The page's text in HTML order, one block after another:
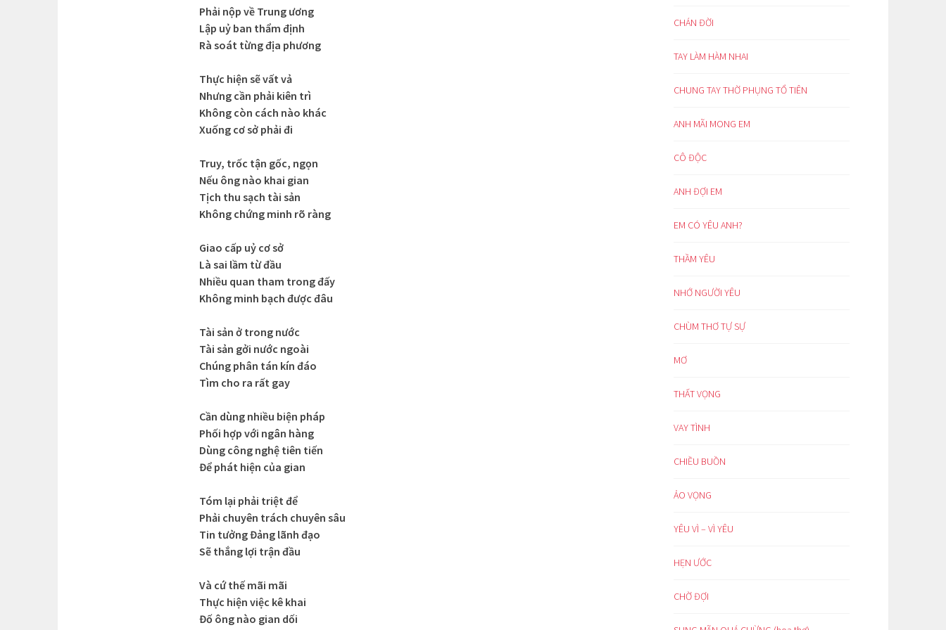
Phải nộp về Trung ương
Lập uỷ ban thẩm định
Rà soát từng địa phương
Thực hiện sẽ vất vả
Nhưng cần phải kiên trì
Không còn cách nào khác
Xuống cơ sở phải đi
Truy, trốc tận gốc, ngọn
Nếu ông nào khai gian
Tịch thu sạch tài sản
Không chứng minh rõ ràng
Giao cấp uỷ cơ sở
Là sai lầm từ đầu
Nhiều quan tham trong đấy
Không minh bạch được đâu
Tài sản ở trong nước
Tài sản gởi nước ngoài
Chúng phân tán kín đáo
Tìm cho ra rất gay
Cần dùng nhiều biện pháp
Phối hợp với ngân hàng
Dùng công nghệ tiên tiến
Để phát hiện của gian
Tóm lại phải triệt để
Phải chuyên trách chuyên sâu
Tin tưởng Đảng lãnh đạo
Sẽ thắng lợi trận đầu
Và cứ thế mãi mãi
Thực hiện việc kê khai
Đố ông nào gian dối
CHÁN ĐỜI
TAY LÀM HÀM NHAI
CHUNG TAY THỜ PHỤNG TỔ TIÊN
ANH MÃI MONG EM
CÔ ĐỘC
ANH ĐỢI EM
EM CÓ YÊU ANH?
THẦM YÊU
NHỚ NGƯỜI YÊU
CHÙM THƠ TỰ SỰ
MƠ
THẤT VỌNG
VAY TÌNH
CHIỀU BUỒN
ẢO VỌNG
YÊU VÌ – VÌ YÊU
HẸN ƯỚC
CHỜ ĐỢI